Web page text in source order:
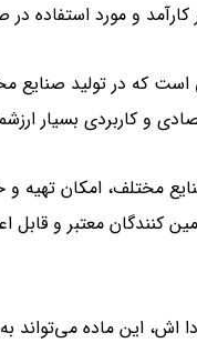
کارآمد و مورد استفاده
که در تولید صنایع
و کاربردی بسیار
مختلف، امکان
معتبر و قابل
اش، این ماده